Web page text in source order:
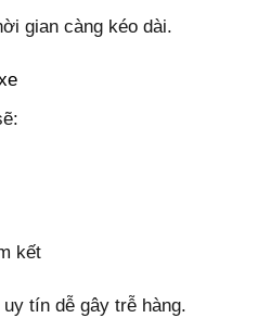
gian càng kéo dài.
kết
tín dễ gây trễ hàng.